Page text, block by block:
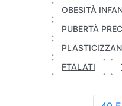
OBESITÀ
PUBERTÀ
FTALATI